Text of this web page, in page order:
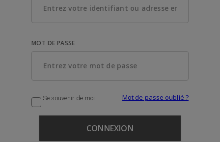
MOT DE PASSE
Se souvenir de moi Mot de passe oublié ?